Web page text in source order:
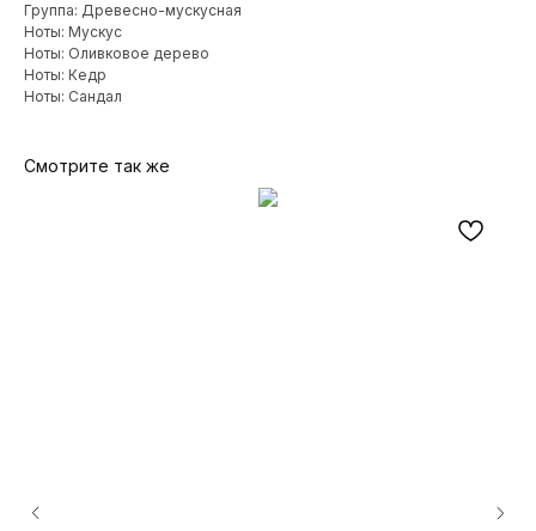
Группа: Древесно-мускусная
Ноты: Мускус
Ноты: Оливковое дерево
Ноты: Кедр
Ноты: Сандал
Смотрите так же